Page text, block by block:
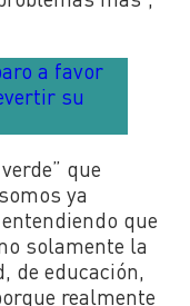
a favor
su
que
ya
que
solamente la
de educación,
realmente